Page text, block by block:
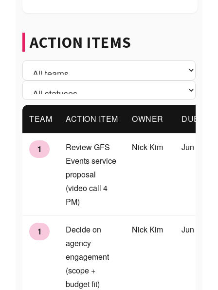
ACTION ITEMS
TEAM ACTION ITEM OWNER DUE
1
Review GFS
Events service
proposal
(video call 4
PM)
Nick Kim Jun 17
1
Decide on
agency
engagement
(scope +
budget fit)
Nick Kim Jun 24